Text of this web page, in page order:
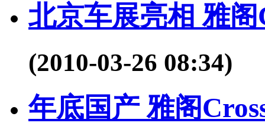
北京车展亮相 雅
(2010-03-26 08:34)
年底国产 雅阁